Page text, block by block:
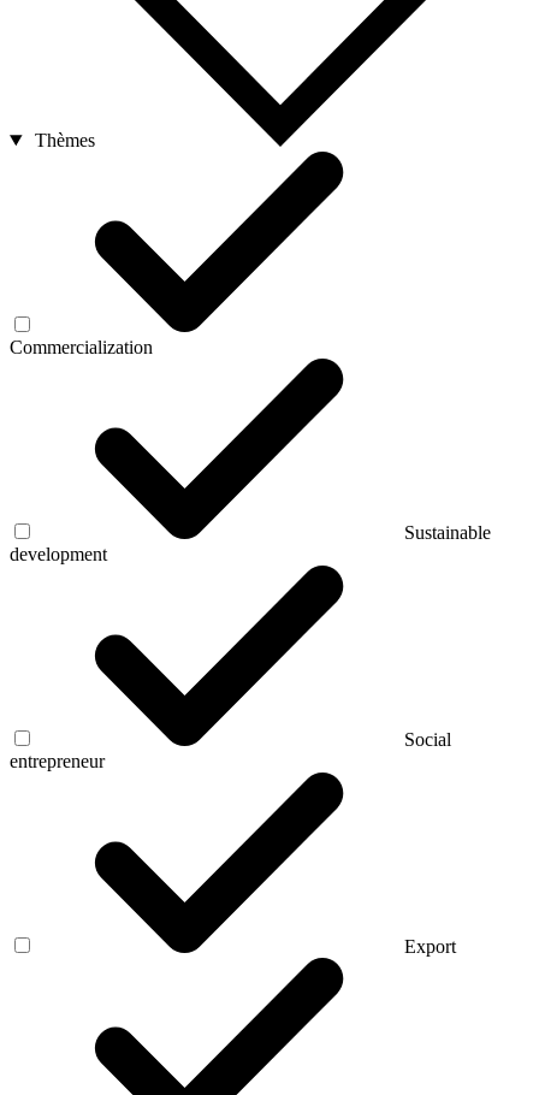
Thèmes
Commercialization
Sustainable
development
Social
entrepreneur
Export